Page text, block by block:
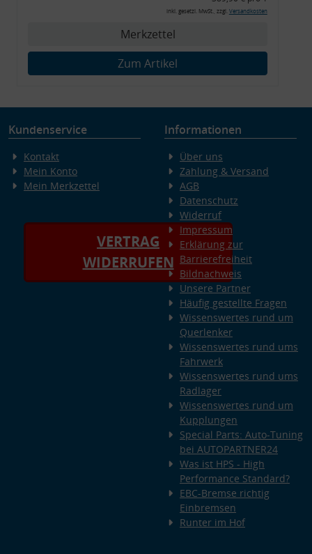
Montagewerkzeug)
inkl. gesetzl. MwSt., zzgl. Versandkosten
Merkzettel
Zum Artikel
Kundenservice
Kontakt
Mein Konto
Mein Merkzettel
VERTRAG
WIDERRUFEN
Informationen
Über uns
Zahlung & Versand
AGB
Datenschutz
Widerruf
Impressum
Erklärung zur
Barrierefreiheit
Bildnachweis
Unsere Partner
Häufig gestellte Fragen
Wissenswertes rund um
Querlenker
Wissenswertes rund ums
Fahrwerk
Wissenswertes rund ums
Radlager
Wissenswertes rund um
Kupplungen
Special Parts: Auto-Tuning
bei AUTOPARTNER24
Was ist HPS - High
Performance Standard?
EBC-Bremse richtig
Einbremsen
Runter im Hof